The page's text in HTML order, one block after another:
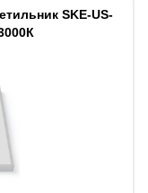
SKE-US-